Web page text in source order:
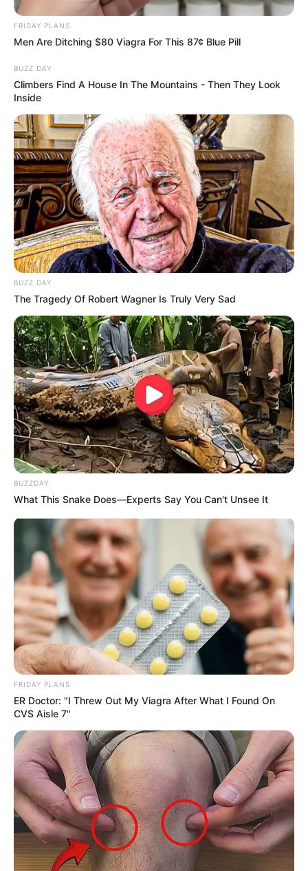
FRIDAY PLANS
Men Are Ditching $80 Viagra For This 87¢ Blue Pill
BUZZ DAY
Climbers Find A House In The Mountains - Then They Look
Inside
BUZZ DAY
The Tragedy Of Robert Wagner Is Truly Very Sad
BUZZDAY
What This Snake Does—Experts Say You Can't Unsee It
FRIDAY PLANS
ER Doctor: "I Threw Out My Viagra After What I Found On
CVS Aisle 7"